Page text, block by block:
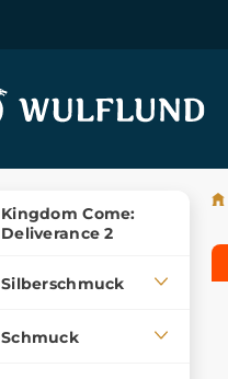
Kingdom Come:
Deliverance 2
Silberschmuck
Schmuck